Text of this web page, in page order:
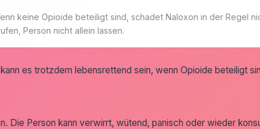
keine Opioide beteiligt sind, schadet Naloxon in der Regel
Person nicht allein lassen.
es trotzdem lebensrettend sein, wenn Opioide beteiligt
Person kann verwirrt, wütend, panisch oder wieder